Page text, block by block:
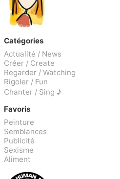
Catégories
Actualité / News
Créer / Create
Regarder / Watching
Rigoler / Fun
Chanter / Sing ♪
Favoris
Peinture
Semblances
Publicité
Sexisme
Aliment